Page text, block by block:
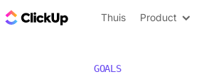
ClickUp Blog
Thuis Product
GOALS